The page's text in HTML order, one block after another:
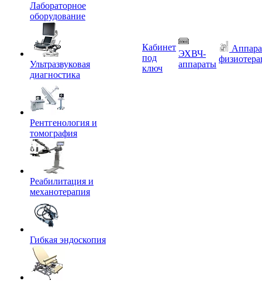
Лабораторное
оборудование
Ультразвуковая
диагностика
Рентгенология и
томография
Реабилитация и
механотерапия
Гибкая эндоскопия
Кабинет
под
ключ
ЭХВЧ-
аппараты